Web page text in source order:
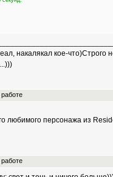
накалякал кое-
любимого персонажа из